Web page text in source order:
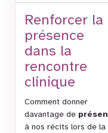
Renforcer la
présence
dans la
rencontre
clinique
Comment donner
davantage de
à nos récits lors de